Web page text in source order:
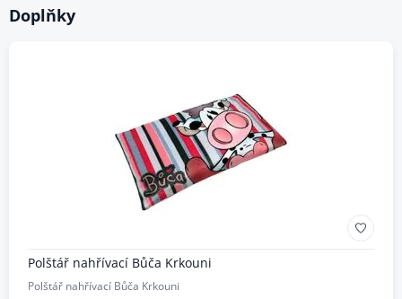
Doplňky
Polštář nahřívací Bůča Krkouni
Polštář nahřívací Bůča Krkouni